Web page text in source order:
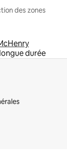
des zones
durée